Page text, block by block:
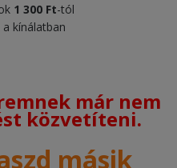
1 300 Ft-tól
kínálatban
már nem
közvetíteni.
másik